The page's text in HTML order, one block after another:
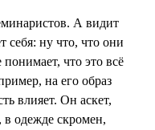
А видит
себя: ну что, что они
что это всё
на его образ
влияет. Он аскет,
в одежде скромен,